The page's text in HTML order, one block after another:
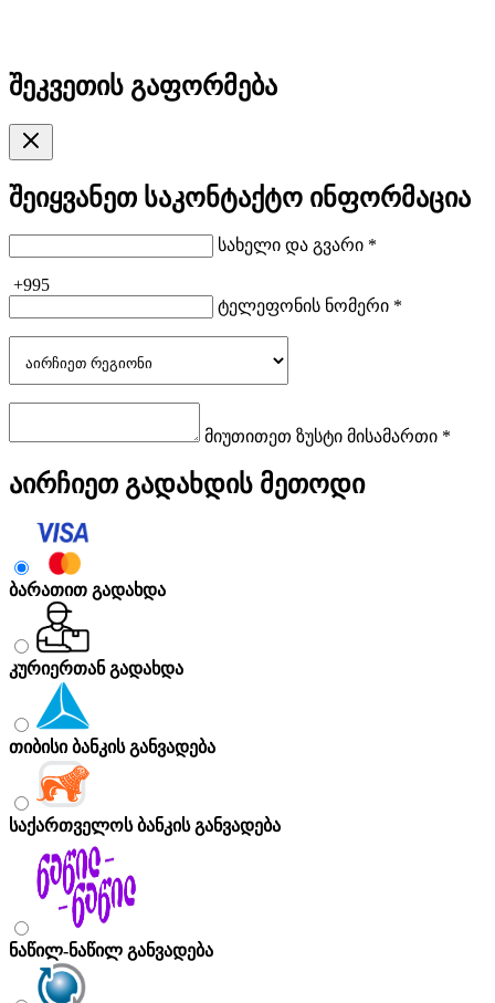
შეკვეთის გაფორმება
შეიყვანეთ საკონტაქტო ინფორმაცია
სახელი და გვარი *
+995
ტელეფონის ნომერი *
მიუთითეთ ზუსტი მისამართი *
აირჩიეთ გადახდის მეთოდი
ბარათით გადახდა
კურიერთან გადახდა
თიბისი ბანკის განვადება
საქართველოს ბანკის განვადება
ნაწილ-ნაწილ განვადება